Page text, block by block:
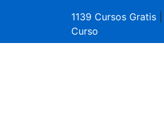
1139 Cursos Gratis
Curso